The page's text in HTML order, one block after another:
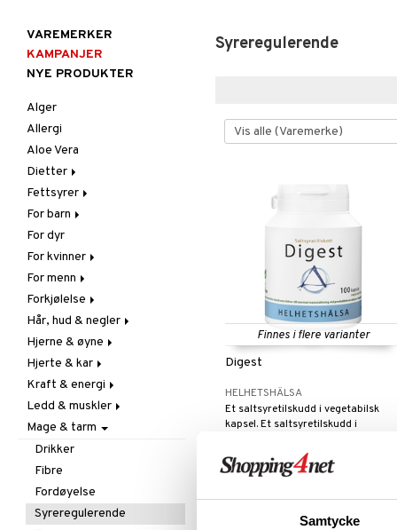
Samtycke
Syreregulerende
Finnes i flere varianter
Digest
HELHETSHÄLSA
Et saltsyretilskudd i vegetabilsk
kapsel. Et saltsyretilskudd i
som bidrar til normal fordøyelse
ved produksjon av saltsyre i
179
VAREMERKER
KAMPANJER
NYE PRODUKTER
Alger
Allergi
Aloe Vera
Dietter
Glutenintolerant
LCHF
Raw Food
Fettsyrer
Marine fettsyrer
Veg. fettsyrer
For barn
Fettsyrer
Hudpleie
Vitamin & mineral
For dyr
For kvinner
Graviditet & amming
Klimakterie & PMS
Næringstilskudd
Øvrige
Sex & lyst
Skjelett
Urinveier
For menn
Næringstilskudd
Øvrige
Prostata
Sex & lyst
Forkjølelse
C-vitamin
Forebyggende &
lindrende
Hostedempende
Hvitløk
Øre, nese & hals
Øvrige
Virushemmende
Hår, hud & negler
Hår
Kosttilskudd
Sol & pigment
Hjerne & øyne
Fettsyrer
Hukommelse
Øyne
Hjerte & kar
Ginkgo biloba
Karstyrkende
Kolesterolsenkende
Marine fettsyrer
Veg. fettsyrer
Kraft & energi
Ginseng
Øvrige
Prestasjon
Q-10
Rosenrot
Schizandra
Ledd & muskler
Kosttilskudd
Utvortes
Mage & tarm
Drikker
Fibre
Fordøyelse
Syreregulerende